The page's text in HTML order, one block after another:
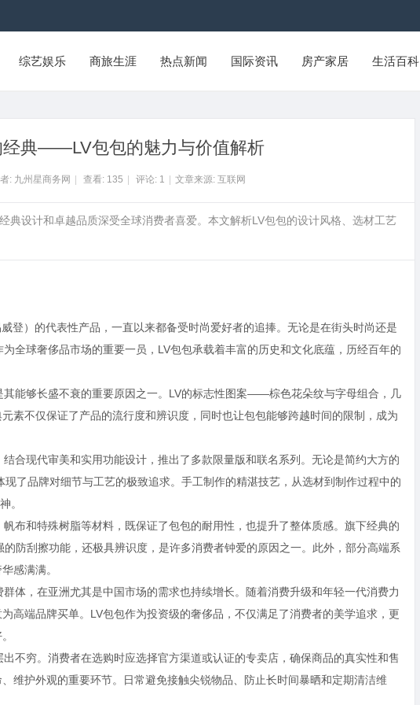
综艺娱乐 商旅生涯 热点新闻 国际资讯 房产家居 生活百科
经典——LV包包的魅力与价值解析
: 九州星商务网 查看: 135 评论: 1 文章来源: 互联网
典设计和卓越品质深受全球消费者喜爱。本文解析LV包包的设计风格、选材工艺
登）的代表性产品，一直以来都备受时尚爱好者的追捧。无论是在街头时尚还是
全球奢侈品市场的重要一员，LV包包承载着丰富的历史和文化底蕴，历经百年的
能够长盛不衰的重要原因之一。LV的标志性图案——棕色花朵纹与字母组合，几
素不仅保证了产品的流行度和辨识度，同时也让包包能够跨越时间的限制，成为
合现代审美和实用功能设计，推出了多款限量版和联名系列。无论是简约大方的
了品牌对细节与工艺的极致追求。手工制作的精湛技艺，从选材到制作过程中的
。
布和特殊树脂等材料，既保证了包包的耐用性，也提升了整体质感。旗下经典的
防刮擦功能，还极具辨识度，是许多消费者钟爱的原因之一。此外，部分高端系
感满满。
体，在亚洲尤其是中国市场的需求也持续增长。随着消费升级和年轻一代消费力
高端品牌买单。LV包包作为投资级的奢侈品，不仅满足了消费者的美学追求，更
不穷。消费者在选购时应选择官方渠道或认证的专卖店，确保商品的真实性和售
维护外观的重要环节。日常避免接触尖锐物品、防止长时间暴晒和定期清洁维